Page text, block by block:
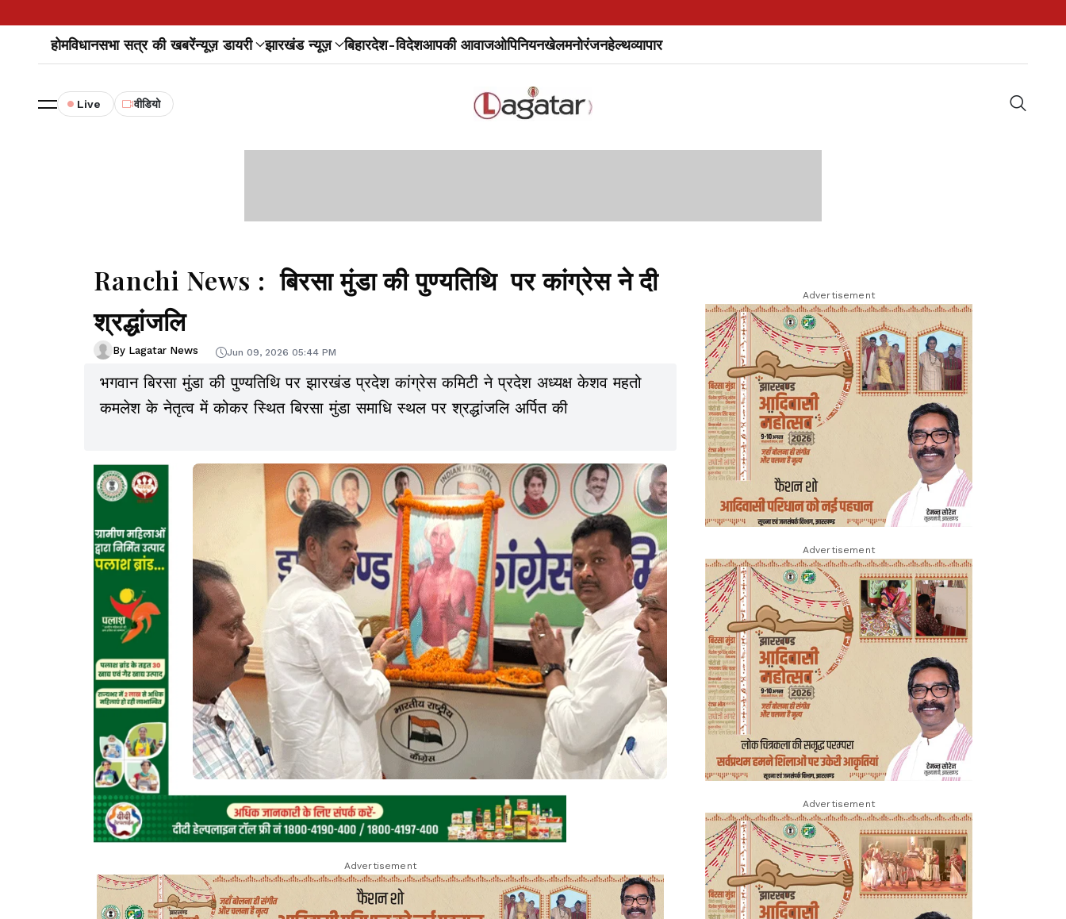
होमविधानसभा सत्र की खबरेंन्यूज़ डायरी झारखंड न्यूज़ बिहारदेश-विदेशआपकी आवाजओपिनियनखेलमनोरंजनहेल्थव्यापार
Live वीडियो
Ranchi News : बिरसा मुंडा की पुण्यतिथि पर कांग्रेस ने दी
श्रद्धांजलि
By Lagatar News Jun 09, 2026 05:44 PM
भगवान बिरसा मुंडा की पुण्यतिथि पर झारखंड प्रदेश कांग्रेस कमिटी ने प्रदेश अध्यक्ष केशव महतो
कमलेश के नेतृत्व में कोकर स्थित बिरसा मुंडा समाधि स्थल पर श्रद्धांजलि अर्पित की
Advertisement
Advertisement
Advertisement
Advertisement